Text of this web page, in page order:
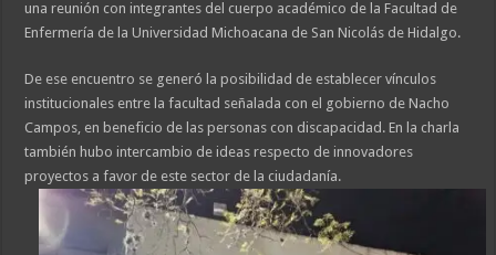
una reunión con integrantes del cuerpo académico de la Facultad de
Enfermería de la Universidad Michoacana de San Nicolás de Hidalgo.
De ese encuentro se generó la posibilidad de establecer vínculos
institucionales entre la facultad señalada con el gobierno de Nacho
Campos, en beneficio de las personas con discapacidad. En la charla
también hubo intercambio de ideas respecto de innovadores
proyectos a favor de este sector de la ciudadanía.